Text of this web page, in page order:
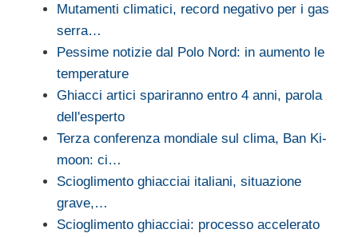
Mutamenti climatici, record negativo per i gas
serra…
Pessime notizie dal Polo Nord: in aumento le
temperature
Ghiacci artici spariranno entro 4 anni, parola
dell'esperto
Terza conferenza mondiale sul clima, Ban Ki-
moon: ci…
Scioglimento ghiacciai italiani, situazione
grave,…
Scioglimento ghiacciai: processo accelerato